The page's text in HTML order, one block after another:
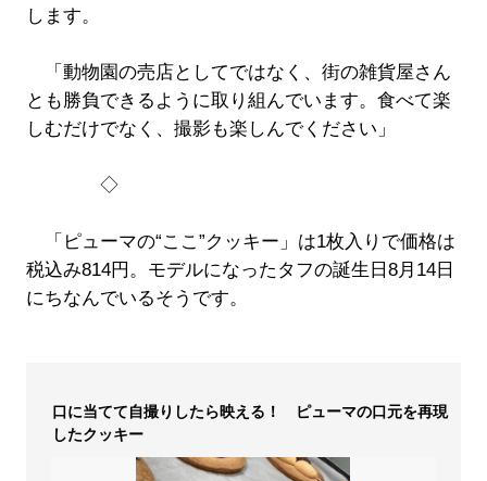
します。
「動物園の売店としてではなく、街の雑貨屋さん
とも勝負できるように取り組んでいます。食べて楽
しむだけでなく、撮影も楽しんでください」
◇
「ピューマの“ここ”クッキー」は1枚入りで価格は
税込み814円。モデルになったタフの誕生日8月14日
にちなんでいるそうです。
口に当てて自撮りしたら映える！ ピューマの口元を再現
したクッキー